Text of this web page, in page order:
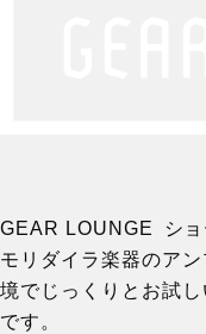
GEAR LOUNGE ショ
モリダイラ楽器のア
境でじっくりとお試
です。